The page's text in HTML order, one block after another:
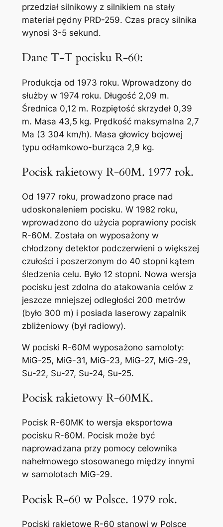
przedział silnikowy z silnikiem na stały
materiał pędny PRD-259. Czas pracy silnika
wynosi 3-5 sekund.
Dane T-T pocisku R-60:
Produkcja od 1973 roku. Wprowadzony do
służby w 1974 roku. Długość 2,09 m.
Średnica 0,12 m. Rozpiętość skrzydeł 0,39
m. Masa 43,5 kg. Prędkość maksymalna 2,7
Ma (3 304 km/h). Masa głowicy bojowej
typu odłamkowo-burząca 2,9 kg.
Pocisk rakietowy R-60M. 1977 rok.
Od 1977 roku, prowadzono prace nad
udoskonaleniem pocisku. W 1982 roku,
wprowadzono do użycia poprawiony pocisk
R-60M. Została on wyposażony w
chłodzony detektor podczerwieni o większej
czułości i poszerzonym do 40 stopni kątem
śledzenia celu. Było 12 stopni. Nowa wersja
pocisku jest zdolna do atakowania celów z
jeszcze mniejszej odległości 200 metrów
(było 300 m) i posiada laserowy zapalnik
zbliżeniowy (był radiowy).
W pociski R-60M wyposażono samoloty:
MiG-25, MiG-31, MiG-23, MiG-27, MiG-29,
Su-22, Su-27, Su-24, Su-25.
Pocisk rakietowy R-60MK.
Pocisk R-60MK to wersja eksportowa
pocisku R-60M. Pocisk może być
naprowadzana przy pomocy celownika
nahełmowego stosowanego między innymi
w samolotach MiG-29.
Pocisk R-60 w Polsce. 1979 rok.
Pociski rakietowe R-60 stanowi w Polsce